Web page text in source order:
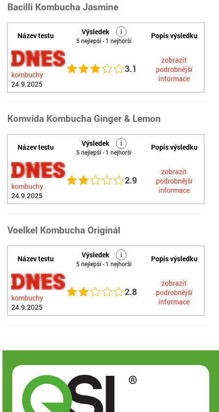
Bacilli Kombucha Jasmine
Název testu Výsledek i
5 nejlepší - 1 nejhorší
Popis výsledku
Test
kombuchy
24.9.2025
3.1
zobrazit
podrobnější
informace
Komvida Kombucha Ginger & Lemon
Název testu Výsledek i
5 nejlepší - 1 nejhorší
Popis výsledku
Test
kombuchy
24.9.2025
2.9
zobrazit
podrobnější
informace
Voelkel Kombucha Originál
Název testu Výsledek i
5 nejlepší - 1 nejhorší
Popis výsledku
Test
kombuchy
24.9.2025
2.8
zobrazit
podrobnější
informace